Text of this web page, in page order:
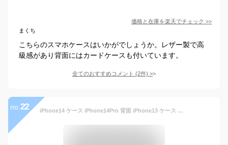
価格と在庫を楽天でチェック >>
まくち
こちらのスマホケースはいかがでしょうか。レザー製で高
級感があり背面にはカードケースも付いています。
全てのおすすめコメント (2件) >
no. 22 iPhone14 ケース iPhone14Pro 背面 iPhone13 ケース カード収納 EDWIN「オーバーラインデニム 背面ケース」エドウィン アイフォン14プロ アイフォン13 ブランド スマホケース 可愛い かわいい おしゃれ カード入れ iphone14 pro iphoneケース デニム カードポケット